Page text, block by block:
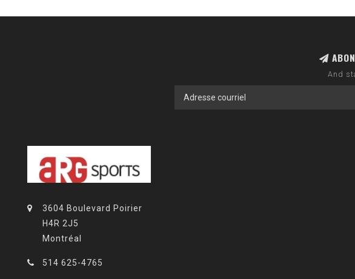
And
3604 Boulevard Poirier
H4R 2J5
Montréal
514 625-4765